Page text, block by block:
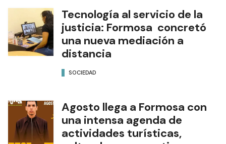
Tecnología al servicio de la
justicia: Formosa concretó
una nueva mediación a
distancia
SOCIEDAD
Agosto llega a Formosa con
una intensa agenda de
actividades turísticas,